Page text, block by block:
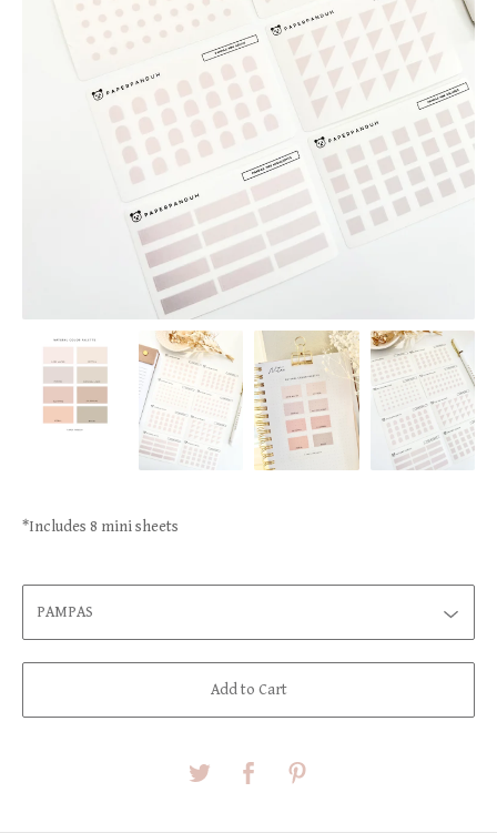
*Includes 8 mini sheets
Add to Cart